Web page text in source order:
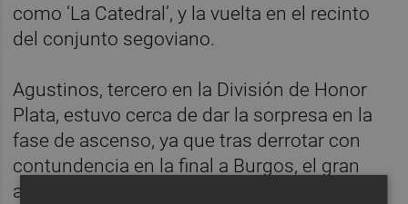
como ‘La Catedral’, y la vuelta en el recinto
del conjunto segoviano.
Agustinos, tercero en la División de Honor
Plata, estuvo cerca de dar la sorpresa en la
fase de ascenso, ya que tras derrotar con
contundencia en la final a Burgos, el gran
aspirante, cedió en la final ante Fertiberia